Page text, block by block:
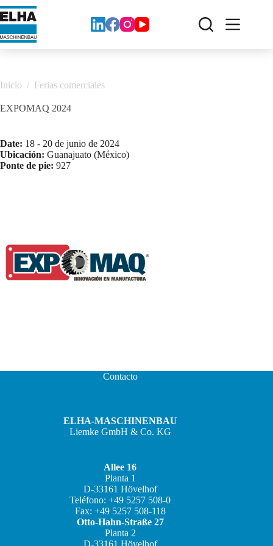
Ir
al
contenido
Inicio / Ferias comerciales
EXPOMAQ 2024
Date: 18 - 20 de junio de 2024
Ubicación: Guanajuato (México)
Ponte de pie: 927
Contacto
ELHA-MASCHINENBAU
Liemke GmbH & Co. KG
Allee 16
Planta 1
D-33161 Hövelhof
Teléfono: +49 5257 508-0
Fax: +49 5257 508-118
Otto-Hahn-Straße 27
Planta 2